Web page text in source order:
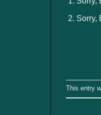
Sorry,
This entry